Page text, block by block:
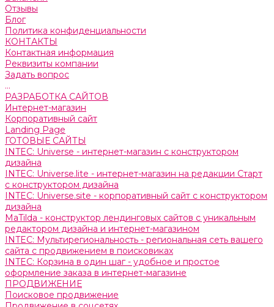
Отзывы
Блог
Политика конфиденциальности
КОНТАКТЫ
Контактная информация
Реквизиты компании
Задать вопрос
...
РАЗРАБОТКА САЙТОВ
Интернет-магазин
Корпоративный сайт
Landing Page
ГОТОВЫЕ САЙТЫ
INTEC: Universe - интернет-магазин с конструктором
дизайна
INTEC: Universe.lite - интернет-магазин на редакции Старт
с конструктором дизайна
INTEC: Universe.site - корпоративный сайт с конструктором
дизайна
MaTilda - конструктор лендинговых сайтов с уникальным
редактором дизайна и интернет-магазином
INTEC: Мультирегиональность - региональная сеть вашего
сайта с продвижением в поисковиках
INTEC: Корзина в один шаг - удобное и простое
оформление заказа в интернет-магазине
ПРОДВИЖЕНИЕ
Поисковое продвижение